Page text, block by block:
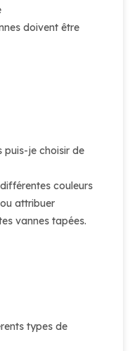
doivent être
puis-je choisir de
couleurs
attribuer
vannes tapées.
types de